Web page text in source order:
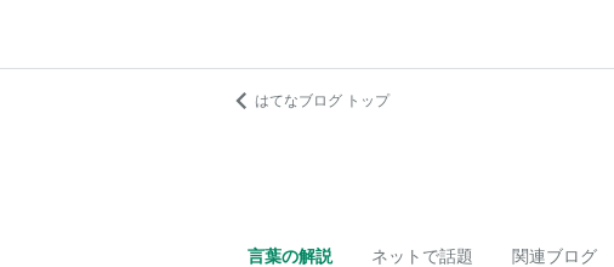
はてなブログ トップ
言葉の解説 ネットで話題 関連ブログ